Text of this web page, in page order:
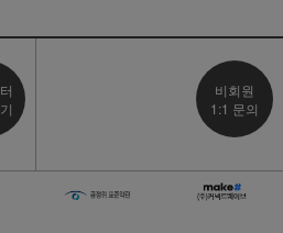
비회원
1:1 문의